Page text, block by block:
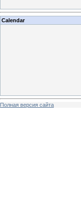
Calendar
Полная версия сайта